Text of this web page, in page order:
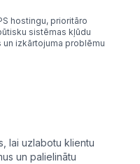
hostingu, prioritāro
sistēmas kļūdu
izkārtojuma problēmu
lai uzlabotu klientu
un palielinātu